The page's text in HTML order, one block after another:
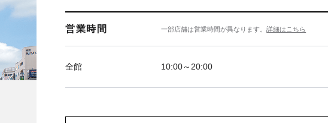
営業時間 一部店舗は営業時間が異なります。詳細はこちら
全館 10:00～20:00